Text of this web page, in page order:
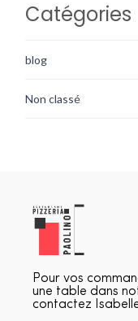
Catégories
blog
Non classé
Pour vos
une table dans
contactez